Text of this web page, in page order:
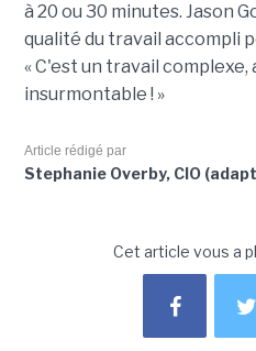
à 20 ou 30 minutes. Jason
qualité du travail accompli
« C'est un travail complexe,
insurmontable ! »
Article rédigé par
Stephanie Overby, CIO
Cet article vous a